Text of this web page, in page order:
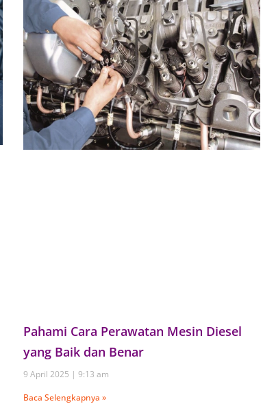
Pahami Cara Perawatan Mesin Diesel
yang Baik dan Benar
9 April 2025
9:13 am
Baca Selengkapnya »